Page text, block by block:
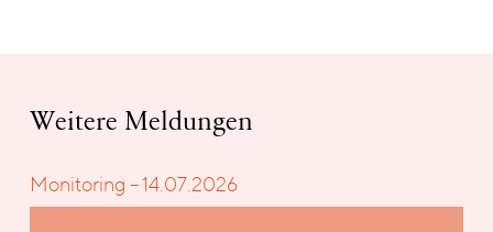
Weitere Meldungen
Monitoring – 14.07.2026